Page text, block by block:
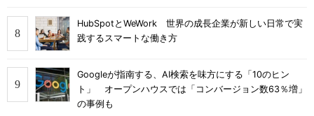
HubSpotとWeWork 世界の成長企業が新しい日常で実
践するスマートな働き方
Googleが指南する、AI検索を味方にする「10のヒン
ト」 オープンハウスでは「コンバージョン数63％増」
の事例も